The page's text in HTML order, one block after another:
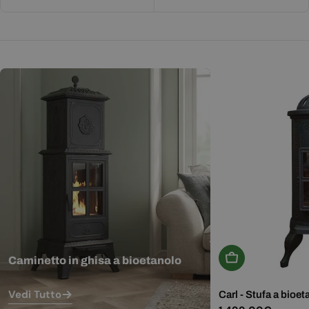
Caminetto in ghisa a bioetanolo
Vedi Tutto
Aggiungi Al
Carl - Stufa a